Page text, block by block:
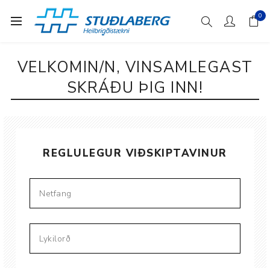
0
VELKOMIN/N, VINSAMLEGAST
SKRÁÐU ÞIG INN!
REGLULEGUR VIÐSKIPTAVINUR